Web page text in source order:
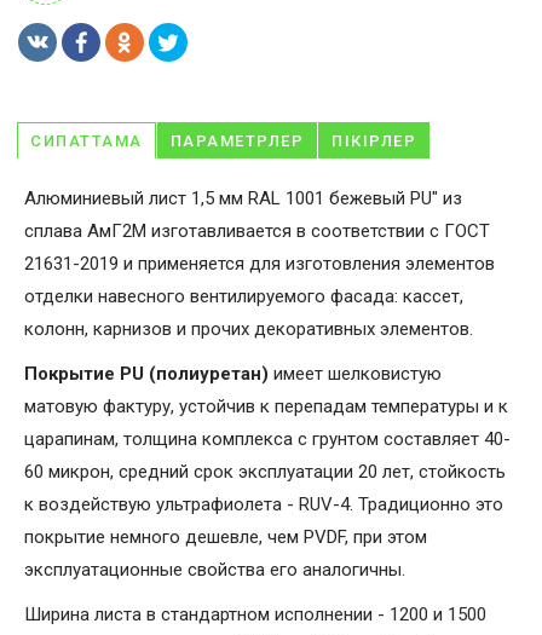
СИПАТТАМА ПАРАМЕТРЛЕР ПІКІРЛЕР
Алюминиевый лист 1,5 мм RAL 1001 бежевый PU" из
сплава АмГ2М изготавливается в соответствии с ГОСТ
21631-2019 и применяется для изготовления элементов
отделки навесного вентилируемого фасада: кассет,
колонн, карнизов и прочих декоративных элементов.
Покрытие PU (полиуретан) имеет шелковистую
матовую фактуру, устойчив к перепадам температуры и к
царапинам, толщина комплекса с грунтом составляет 40-
60 микрон, средний срок эксплуатации 20 лет, стойкость
к воздействую ультрафиолета - RUV-4. Традиционно это
покрытие немного дешевле, чем PVDF, при этом
эксплуатационные свойства его аналогичны.
Ширина листа в стандартном исполнении - 1200 и 1500